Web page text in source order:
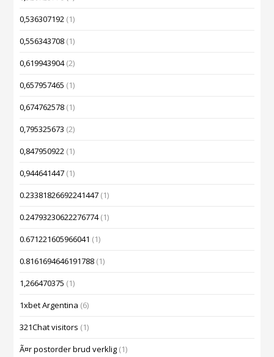
0,536307192 (1)
0,556343708 (1)
0,619943904(2)
0,657957465 (1)
0,674762578 (1)
0,795325673 (2)
0,847950922 (1)
0,944641447 (1)
0.23381826692241447 (1)
0.24793230622276774(1)
0.671221605966041 (1)
0.8161694646191788 (1)
1,266470375 (1)
1xbet Argentina (6)
321Chat visitors (1)
Ã¤r postorder brud verklig (1)